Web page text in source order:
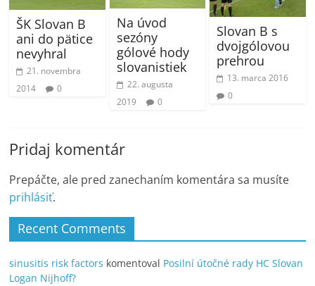
ŠK Slovan B
ani do pätice
nevyhral
21. novembra
2014
0
Na úvod
sezóny
gólové hody
slovanistiek
22. augusta
2019
0
Slovan B s
dvojgólovou
prehrou
13. marca 2016
0
Pridaj komentár
Prepáčte, ale pred zanechaním komentára sa musíte
prihlásiť.
Recent Comments
sinusitis risk factors komentoval Posilní útočné rady HC Slovan
Logan Nijhoff?